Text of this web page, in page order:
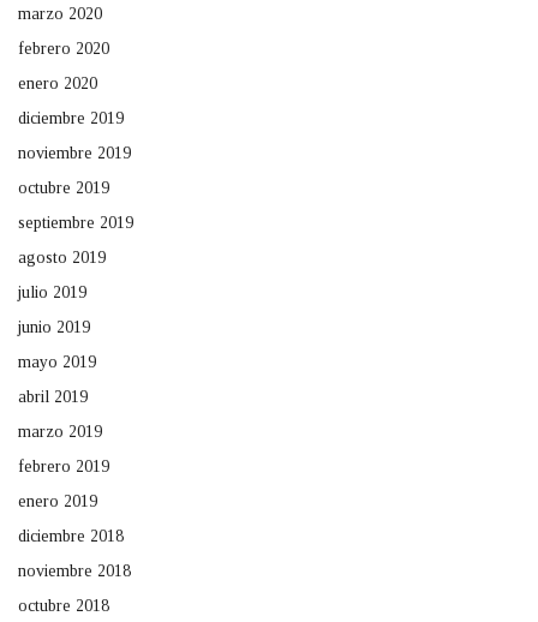
marzo 2020
febrero 2020
enero 2020
diciembre 2019
noviembre 2019
octubre 2019
septiembre 2019
agosto 2019
julio 2019
junio 2019
mayo 2019
abril 2019
marzo 2019
febrero 2019
enero 2019
diciembre 2018
noviembre 2018
octubre 2018